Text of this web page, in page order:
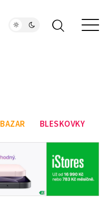
BAZAR BLESKOVKY